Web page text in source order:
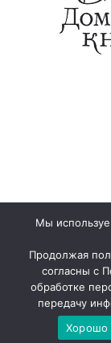
125009,
Мы
Продолжая
согласны с
обработке
передачу
Хорошо